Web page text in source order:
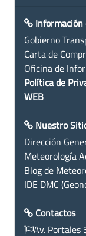
Gobierno
Carta de
Oficina de
Política de
WEB
Nuestro
Dirección
Meteorología
Blog de
IDE DMC
Contactos
Av. Portales